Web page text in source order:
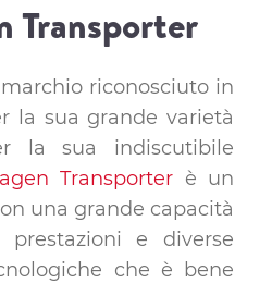
Transporter
riconosciuto in
la sua grande varietà
la sua indiscutibile
Transporter è un
una grande capacità
e diverse
che è bene